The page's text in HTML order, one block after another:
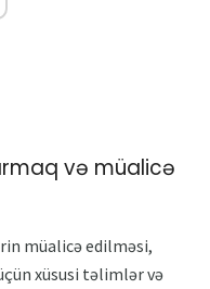
və müalicə
müalicə edilməsi,
xüsusi təlimlər və